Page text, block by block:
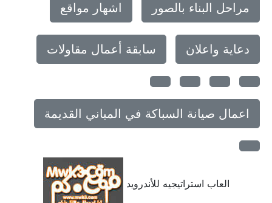
مراحل البناء بالصور اشهار مواقع
دعاية واعلان سابقة أعمال مقاولات
اعمال صيانة السباكة في المباني القديمة
العاب استراتيجيه للأندرويد